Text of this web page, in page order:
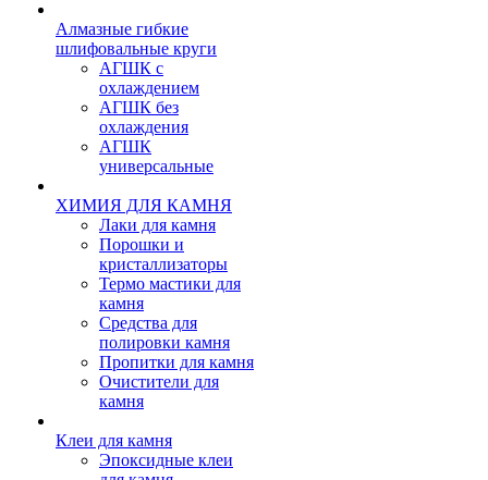
Алмазные гибкие
шлифовальные круги
АГШК с
охлаждением
АГШК без
охлаждения
АГШК
универсальные
ХИМИЯ ДЛЯ КАМНЯ
Лаки для камня
Порошки и
кристаллизаторы
Термо мастики для
камня
Средства для
полировки камня
Пропитки для камня
Очистители для
камня
Клеи для камня
Эпоксидные клеи